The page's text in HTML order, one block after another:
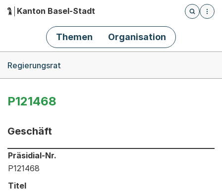
Hauptnavigation
Kanton Basel-Stadt
Öffnet
Themen Organisation
Regierungsrat
P121468
Geschäft
Informationen zum Ausgewählten Geschäft
Präsidial-Nr.
P121468
Titel